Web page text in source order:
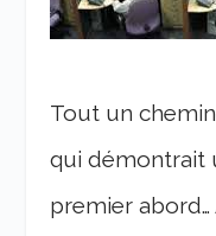
Tout un
qui démontrait
premier